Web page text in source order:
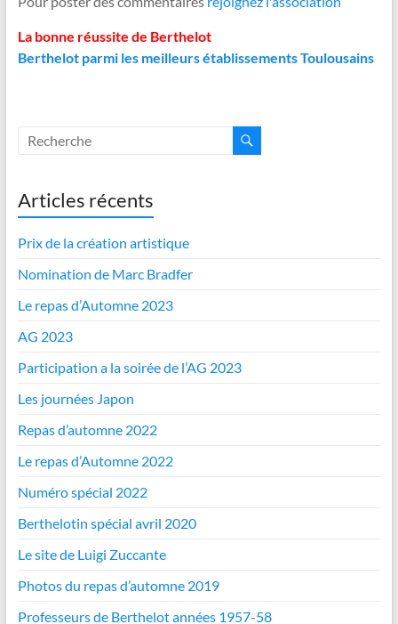
La bonne réussite de Berthelot
Berthelot parmi les meilleurs établissements Toulousains
Articles récents
Prix de la création artistique
Nomination de Marc Bradfer
Le repas d’Automne 2023
AG 2023
Participation a la soirée de l’AG 2023
Les journées Japon
Repas d’automne 2022
Le repas d’Automne 2022
Numéro spécial 2022
Berthelotin spécial avril 2020
Le site de Luigi Zuccante
Photos du repas d’automne 2019
Professeurs de Berthelot années 1957-58